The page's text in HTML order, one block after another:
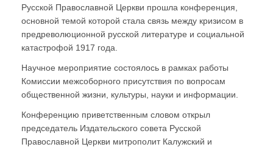
Русской Православной Церкви прошла конференция,
основной темой которой стала связь между кризисом в
предреволюционной русской литературе и социальной
катастрофой 1917 года.
Научное мероприятие состоялось в рамках работы
Комиссии межсоборного присутствия по вопросам
общественной жизни, культуры, науки и информации.
Конференцию приветственным словом открыл
председатель Издательского совета Русской
Православной Церкви митрополит Калужский и